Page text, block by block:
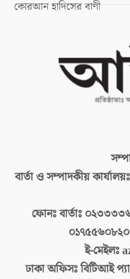
কোরআন হাদিসের বাণী
বার্তা ও সম্পাদকীয় কার্যালয়ঃ
ফোনঃ বার্তাঃ
ই-মেইলঃ
ঢাকা অফিসঃবিটিআই